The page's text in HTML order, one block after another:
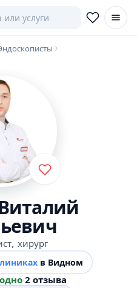
, хирург
в Видном
·2 отзыва